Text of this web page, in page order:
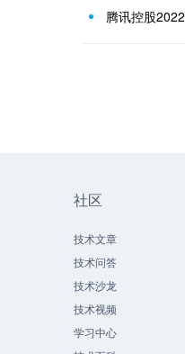
腾讯控股
社区
技术文章
技术问答
技术沙龙
技术视频
学习中心